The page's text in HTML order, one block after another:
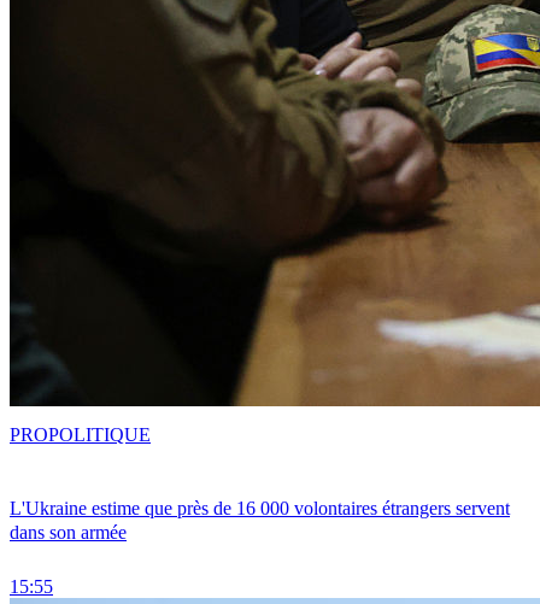
L'Ukraine estime que près de 16 000 volontaires étrangers servent
dans son armée
15:55
PROPOLITIQUE